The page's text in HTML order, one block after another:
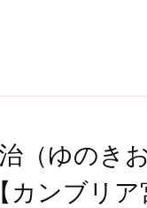
（ゆのき
ンブリア